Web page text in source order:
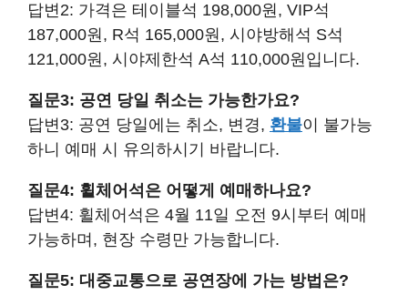
답변2: 가격은 테이블석 198,000원, VIP석
187,000원, R석 165,000원, 시야방해석 S석
121,000원, 시야제한석 A석 110,000원입니다.
질문3: 공연 당일 취소는 가능한가요?
답변3: 공연 당일에는 취소, 변경, 환불이 불가능
하니 예매 시 유의하시기 바랍니다.
질문4: 휠체어석은 어떻게 예매하나요?
답변4: 휠체어석은 4월 11일 오전 9시부터 예매
가능하며, 현장 수령만 가능합니다.
질문5: 대중교통으로 공연장에 가는 방법은?